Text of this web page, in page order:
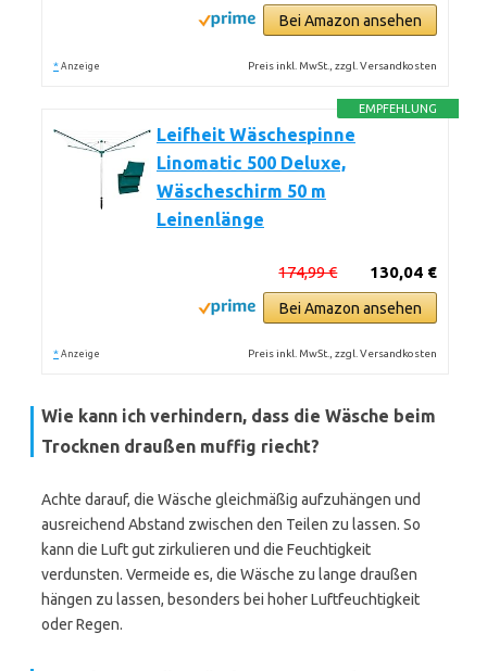
Bei Amazon ansehen
* Anzeige Preis inkl. MwSt., zzgl. Versandkosten
EMPFEHLUNG
Leifheit Wäschespinne
Linomatic 500 Deluxe,
Wäscheschirm 50 m
Leinenlänge
130,04 €
174,99 €
Bei Amazon ansehen
* Anzeige Preis inkl. MwSt., zzgl. Versandkosten
Wie kann ich verhindern, dass die Wäsche beim
Trocknen draußen muffig riecht?
Achte darauf, die Wäsche gleichmäßig aufzuhängen und
ausreichend Abstand zwischen den Teilen zu lassen. So
kann die Luft gut zirkulieren und die Feuchtigkeit
verdunsten. Vermeide es, die Wäsche zu lange draußen
hängen zu lassen, besonders bei hoher Luftfeuchtigkeit
oder Regen.